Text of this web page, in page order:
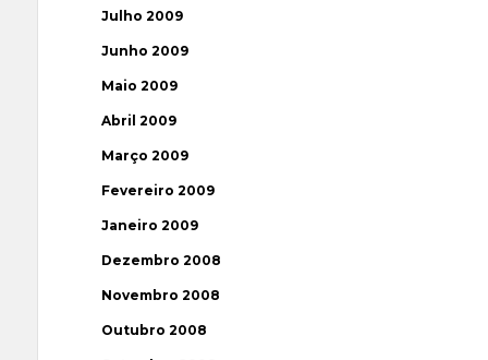
Julho 2009
Junho 2009
Maio 2009
Abril 2009
Março 2009
Fevereiro 2009
Janeiro 2009
Dezembro 2008
Novembro 2008
Outubro 2008